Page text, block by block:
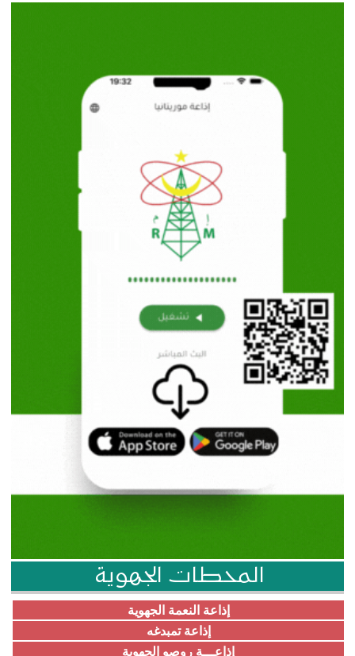
المحطات الجهوية
إذاعة النعمة الجهوية
إذاعة تمبدغه
إذاعـــة روصو الجهوية